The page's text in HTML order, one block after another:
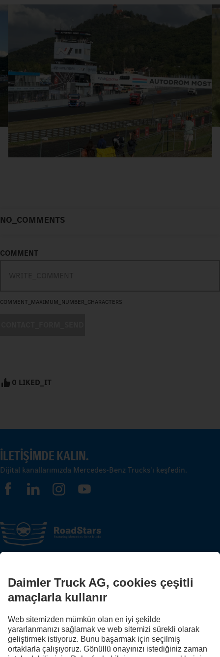
NO_COMMENTS
COMMENT
COMMENT_MAXIMUM_NUMBER_CHARACTERS
0 LIKED_IT
İLETIŞIMDE KALIN.
Dijital kanallarımızda Mercedes-Benz Trucks'ı keşfedin.
FOLLOW THE ROADSTARS.
Haydi katılın